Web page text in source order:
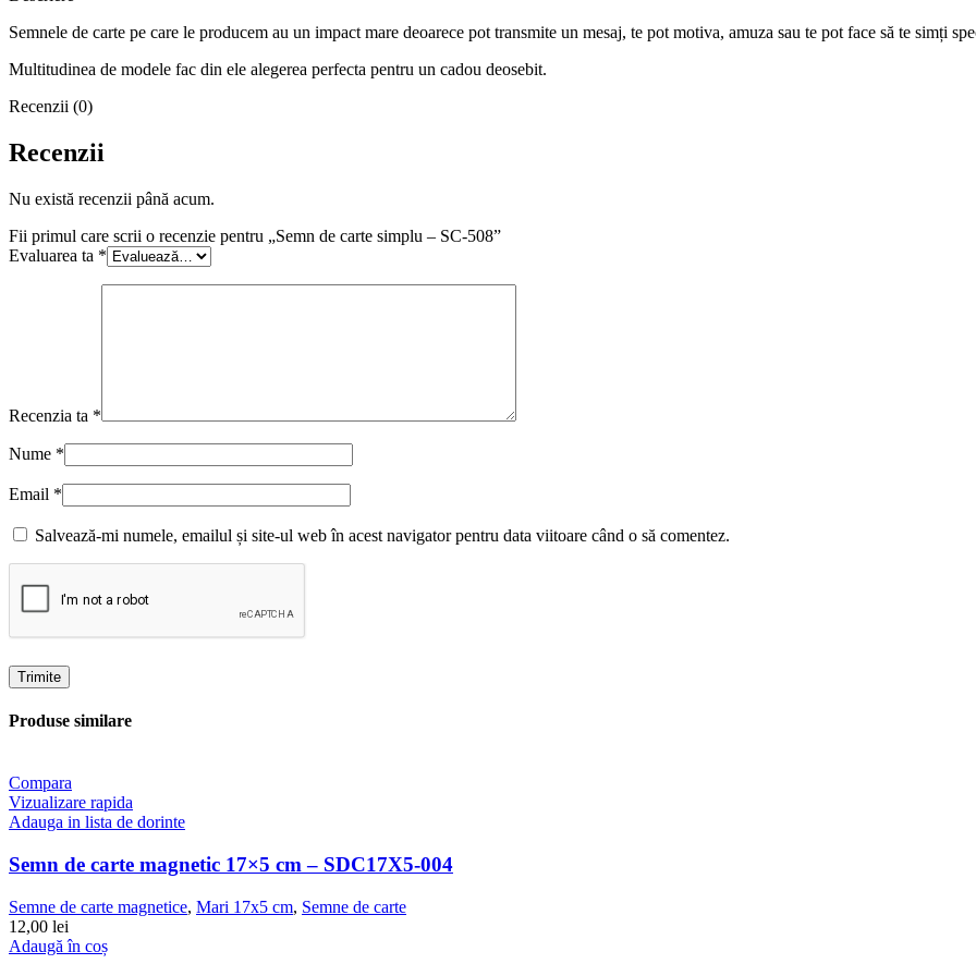
Semnele de carte pe care le producem au un impact mare deoarece pot transmite un mesaj, te pot motiva, amuza sau te pot face să te simți
Multitudinea de modele fac din ele alegerea perfecta pentru un cadou deosebit.
Recenzii (0)
Recenzii
Nu există recenzii până acum.
Fii primul care scrii o recenzie pentru „Semn de carte simplu – SC-508”
Evaluarea ta *
Recenzia ta *
Nume *
Email *
Salvează-mi numele, emailul și site-ul web în acest navigator pentru data viitoare când o să comentez.
Produse similare
Compara
Vizualizare rapida
Adauga in lista de dorinte
Semn de carte magnetic 17×5 cm – SDC17X5-004
Semne de carte magnetice, Mari 17x5 cm, Semne de carte
12,00 lei
Adaugă în coș